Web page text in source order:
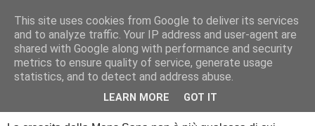
Palla al cerchio
domenica 12 aprile 2015
I segnali con Livorno
This site uses cookies from Google to deliver its services
and to analyze traffic. Your IP address and user-agent are
shared with Google along with performance and security
metrics to ensure quality of service, generate usage
statistics, and to detect and address abuse.
LEARN MORE GOT IT